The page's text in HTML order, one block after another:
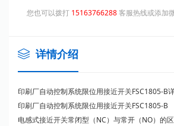
光电PTE-BC200DFB
您也可以拨打 15163766288客服热线或添加
详情介绍
印刷厂自动控制系统限位用接近开关
印刷厂自动控制系统限位用接近开关FSC1805-B
电感式接近开关常闭型（NC）与常开（NO）的区